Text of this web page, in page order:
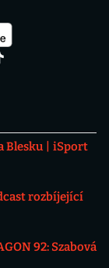
Blesku
iSport
rozbíjející
92: Szabová